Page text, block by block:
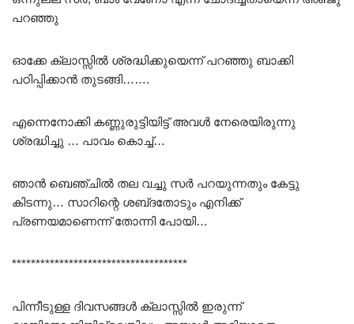
പറഞ്ഞു
ഓക്കേ ക്ലാസ്സിൽ ശ്രദ്ധിക്കുയെന്ന് പറഞ്ഞു ബാക്കി
പഠിപ്പിക്കാൻ തുടങ്ങി…….
എന്നെനോക്കി കണ്ണുരുട്ടിയിട്ട് അവൾ നേരെയിരുന്നു
ശ്രദ്ധിച്ചു … പാവം കൊച്ച്…
ഞാൻ ബെഞ്ചിൽ തല വച്ചു സർ പറയുന്നതും കേട്ടു
കിടന്നു… സാറിന്റെ ശബ്‌ദതോടും എനിക്ക്
പ്രണയമാണെന്ന് തോന്നി പോയി…
*************************************
പിന്നീടുള്ള ദിവസങ്ങൾ ക്ലാസ്സിൽ ഇരുന്ന്